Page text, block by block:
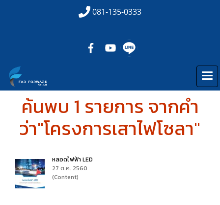
081-135-0333
ค้นพบ 1 รายการ จากคำ
ว่า"โครงการเสาไฟโซลา"
หลอดไฟฟ้า LED
27 ต.ค. 2560
(Content)